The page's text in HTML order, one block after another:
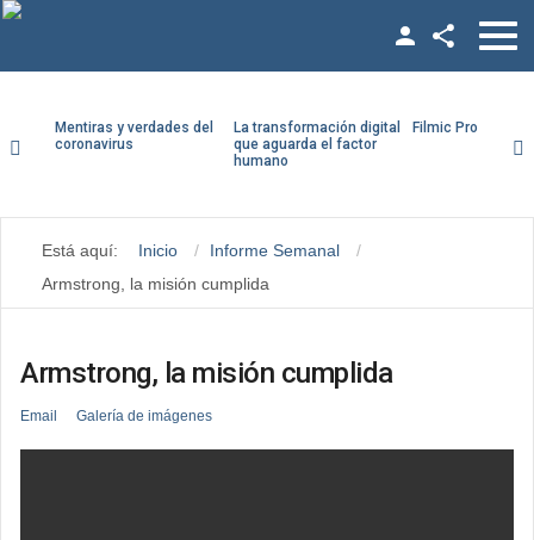
YouTube
LinkedIn
Mentiras y verdades del
coronavirus
La transformación digital
que aguarda el factor
humano
Filmic Pro paso a
Está aquí: Inicio
Informe Semanal
Armstrong, la misión cumplida
Armstrong, la misión cumplida
Email Galería de imágenes